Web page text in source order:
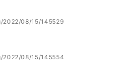
08/15/145529
08/15/145554